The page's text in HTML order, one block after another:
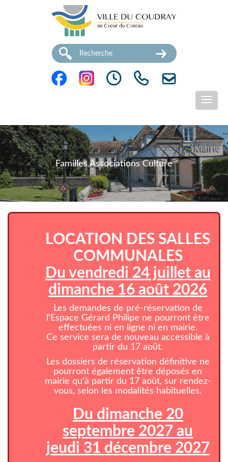
Familles Associations Culture
LOCATION DES SALLES
COMMUNALES
Du vendredi 24 juillet au
dimanche 16 août 2026
Les demandes de pré-réservation de
l'Espace Gérard Philipe ne pourront être
effectuées ni en ligne ni en mairie.
Ce service sera de nouveau accessible à
partir du 17 août.
Les dossiers de réservation définitive ne
pourront également être déposés en
mairie qu'à partir du 17 août, sur rendez-
vous, selon les modalités habituelles.
Du dimanche 20
septembre 2027 au
jeudi 31 décembre 2027